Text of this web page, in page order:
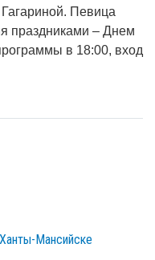
Певица
праздниками – Днем
в 18:00, вход
Мансийске